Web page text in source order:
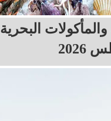
البحرية